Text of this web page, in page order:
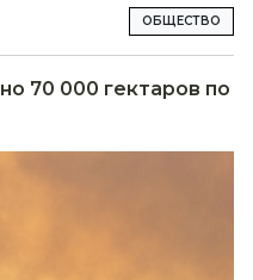
ОБЩЕСТВО
70 000 гектаров по